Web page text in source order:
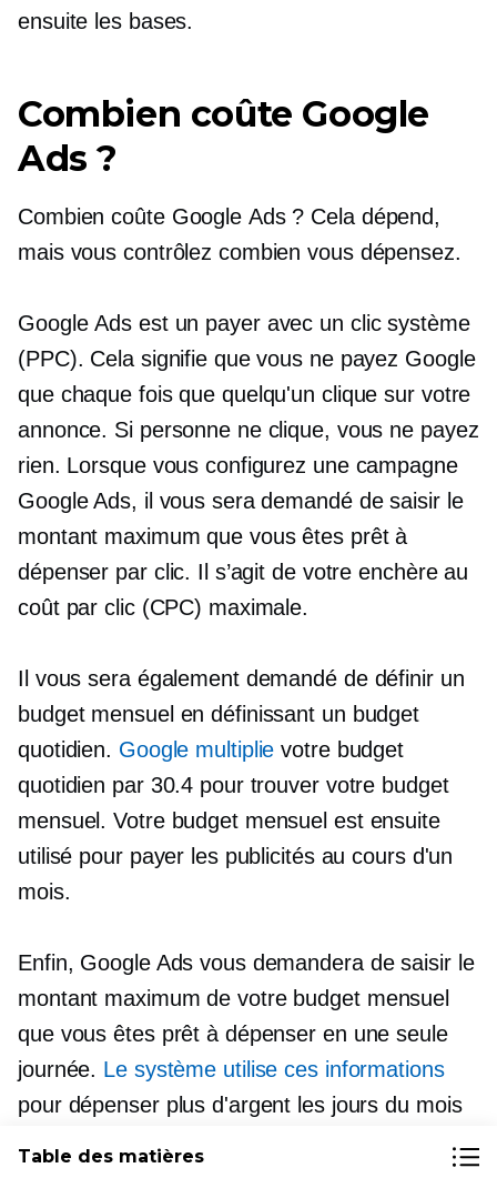
ensuite les bases.
Combien coûte Google
Ads ?
Combien coûte Google Ads ? Cela dépend,
mais vous contrôlez combien vous dépensez.
Google Ads est un payer avec un clicsystème
(PPC). Cela signifie que vous ne payez Google
que chaque fois que quelqu'un clique sur votre
annonce. Si personne ne clique, vous ne payez
rien. Lorsque vous configurez une campagne
Google Ads, il vous sera demandé de saisir le
montant maximum que vous êtes prêt à
dépenser par clic. Il s’agit de votre enchère au
coût par clic (CPC) maximale.
Il vous sera également demandé de définir un
budget mensuel en définissant un budget
quotidien. Google multiplie votre budget
quotidien par 30.4 pour trouver votre budget
mensuel. Votre budget mensuel est ensuite
utilisé pour payer les publicités au cours d'un
mois.
Enfin, Google Ads vous demandera de saisir le
montant maximum de votre budget mensuel
que vous êtes prêt à dépenser en une seule
journée. Le système utilise ces informations
pour dépenser plus d'argent les jours du mois
Table des matières